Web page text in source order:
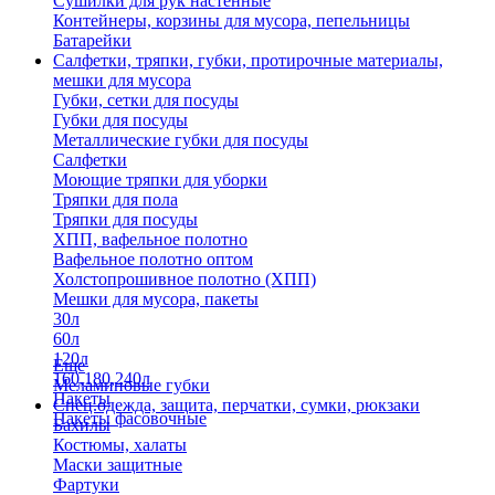
Контейнеры, корзины для мусора, пепельницы
Батарейки
Салфетки, тряпки, губки, протирочные материалы,
мешки для мусора
Губки, сетки для посуды
Губки для посуды
Металлические губки для посуды
Салфетки
Моющие тряпки для уборки
Тряпки для пола
Тряпки для посуды
ХПП, вафельное полотно
Вафельное полотно оптом
Холстопрошивное полотно (ХПП)
Мешки для мусора, пакеты
30л
60л
120л
160,180,240л
Пакеты
Пакеты фасовочные
Еще
Меламиновые губки
Спец.одежда, защита, перчатки, сумки, рюкзаки
Бахилы
Костюмы, халаты
Маски защитные
Фартуки